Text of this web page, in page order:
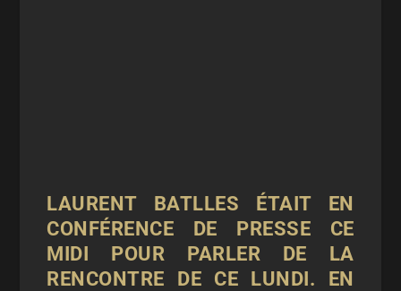
LAURENT BATLLES ÉTAIT EN
CONFÉRENCE DE PRESSE CE
MIDI POUR PARLER DE LA
RENCONTRE DE CE LUNDI. EN